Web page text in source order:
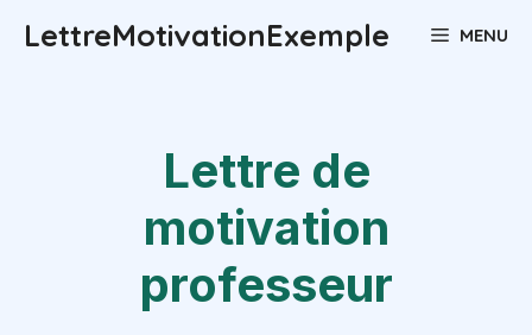
LettreMotivationExemple MENU
Lettre de
motivation
professeur